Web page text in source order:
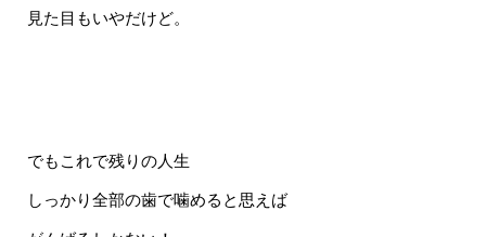
見た目もいやだけど。
でもこれで残りの人生
しっかり全部の歯で噛めると思えば